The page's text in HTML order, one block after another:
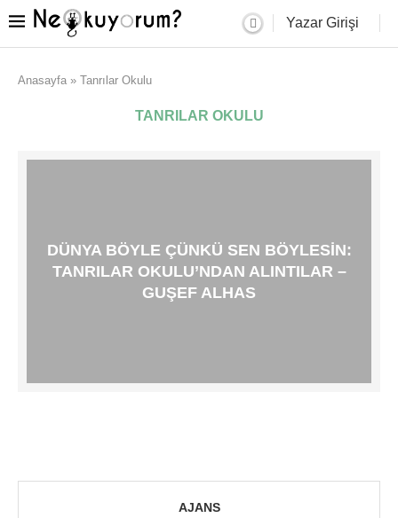
Yazar Girişi
Anasayfa » Tanrılar Okulu
TANRILAR OKULU
DÜNYA BÖYLE ÇÜNKÜ SEN BÖYLESIN:
TANRILAR OKULU’NDAN ALINTILAR –
GUŞEF ALHAS
AJANS